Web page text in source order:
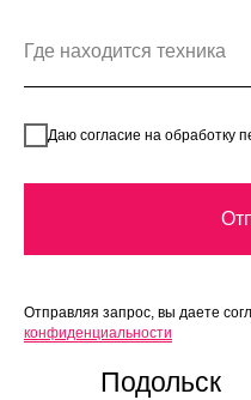
Даю согласие на обработку
Отправляя запрос, вы даете
конфиденциальности
Подольск